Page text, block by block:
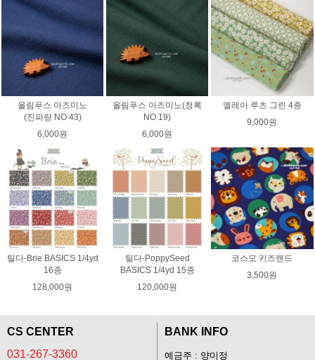
올림푸스 아즈미노
(진파랑 NO 43)
6,000원
올림푸스 아즈미노(청록
NO 19)
6,000원
엘레아 루츠 그린 4종
9,000원
틸다-Brie BASICS 1/4yd
16종
128,000원
틸다-PoppySeed
BASICS 1/4yd 15종
120,000원
코스모 키즈랜드
3,500원
CS CENTER
031-267-3360
BANK INFO
예금주 : 양미정